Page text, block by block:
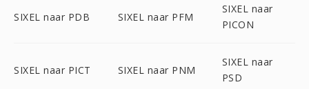
SIXEL naar PDB SIXEL naar PFM
SIXEL naar
PICON
SIXEL naar PICT SIXEL naar PNM
SIXEL naar
PSD